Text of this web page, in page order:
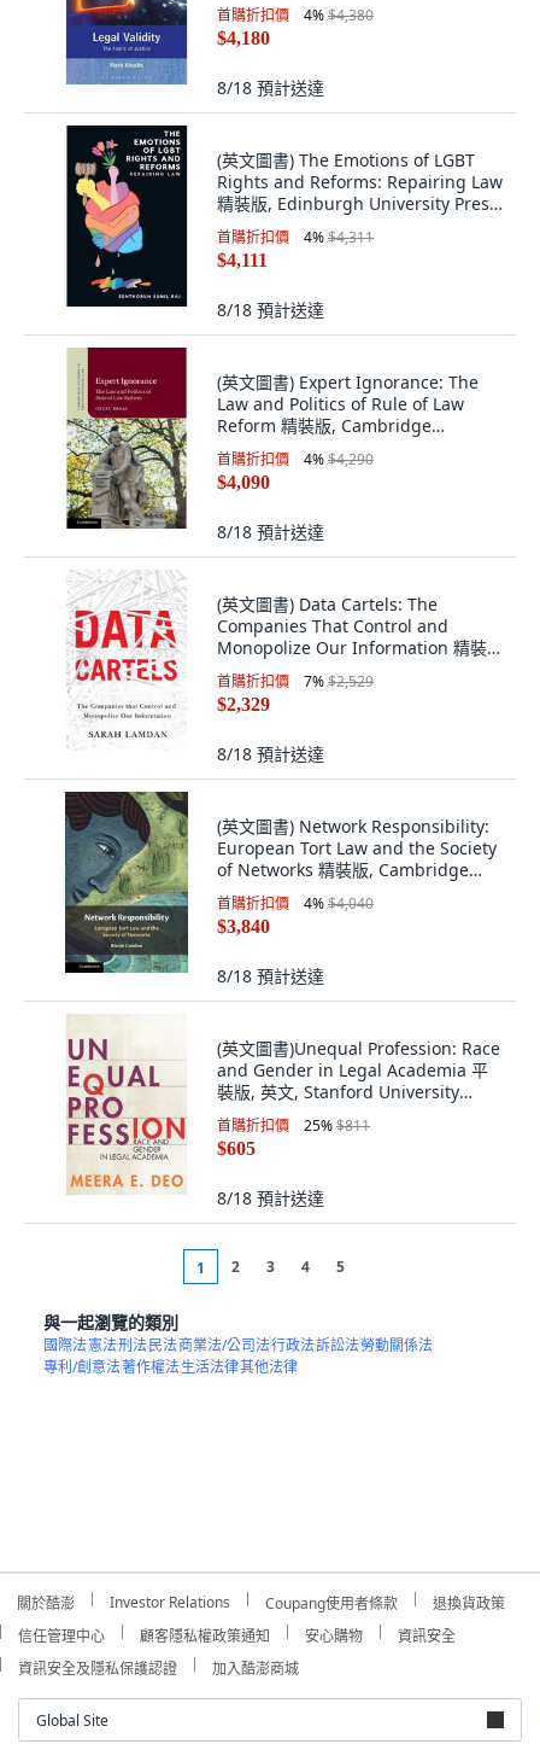
首購折扣價 4%$4,380
$4,180
8/18 預計送達
(英文圖書) The Emotions of LGBT
Rights and Reforms: Repairing Law
精裝版, Edinburgh University Press,
英文
首購折扣價 4%$4,311
$4,111
8/18 預計送達
(英文圖書) Expert Ignorance: The
Law and Politics of Rule of Law
Reform 精裝版, Cambridge
University Press, 英文
首購折扣價 4%$4,290
$4,090
8/18 預計送達
(英文圖書) Data Cartels: The
Companies That Control and
Monopolize Our Information 精裝
版, Stanford University Press, 英文
首購折扣價 7%$2,529
$2,329
8/18 預計送達
(英文圖書) Network Responsibility:
European Tort Law and the Society
of Networks 精裝版, Cambridge
University Press, 英文
首購折扣價 4%$4,040
$3,840
8/18 預計送達
(英文圖書)Unequal Profession: Race
and Gender in Legal Academia 平
裝版, 英文, Stanford University
Press
首購折扣價 25%$811
$605
8/18 預計送達
1 2 3 4 5
與一起瀏覽的類別
國際法憲法刑法民法商業法/公司法行政法訴訟法勞動關係法
專利/創意法著作權法生活法律其他法律
關於酷澎 Investor Relations Coupang使用者條款
退換貨政策
信任管理中心
顧客隱私權政策通知 安心購物
資訊安全
資訊安全及隱私保護認證
加入酷澎商城
Global Site